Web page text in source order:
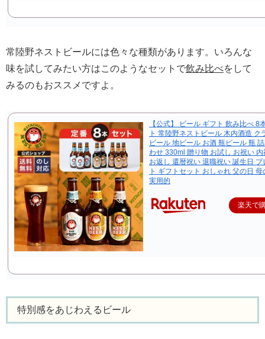
常陸野ネストビールには色々な種類があります。いろんな
味を試してみたい方はこのようなセットで飲み比べをして
みるのもおススメですよ。
【公式】 ビール ギフト 飲み比べ 8
ト 常陸野ネストビール 木内酒造 ク
ビール 地ビール お酒 瓶ビール 瓶
わせ 330ml 贈り物 お試し お祝い 内
お返し 還暦祝い 退職祝い 誕生日 プ
ト ギフトセット おしゃれ 父の日 母
実用的
楽天で
特別感をあじわえるビール